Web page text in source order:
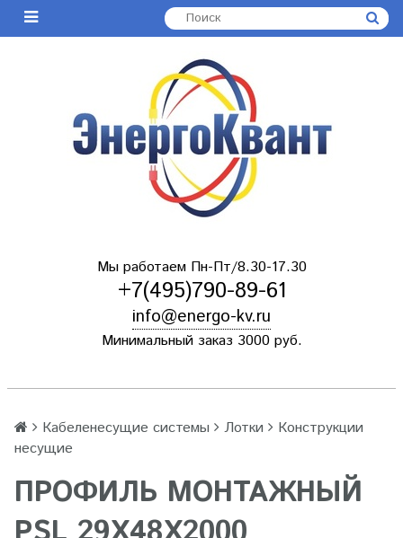
Мы работаем Пн-Пт/8.30-17.30
+7(495)790-89-61
info@energo-kv.ru
Минимальный заказ 3000 руб.
Кабеленесущие системы Лотки
Конструкции
несущие
ПРОФИЛЬ МОНТАЖНЫЙ